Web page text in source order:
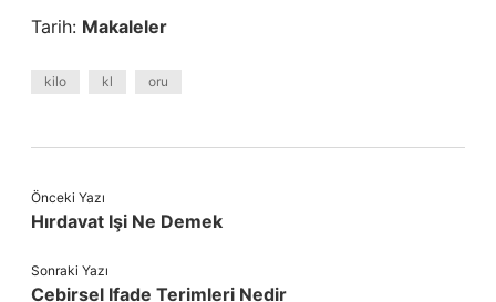
Tarih: Makaleler
kilo kl oru
Önceki Yazı
Hırdavat Işi Ne Demek
Sonraki Yazı
Cebirsel Ifade Terimleri Nedir